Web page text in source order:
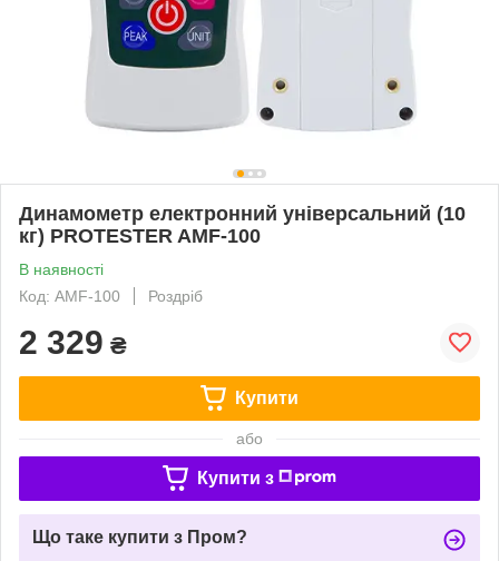
Динамометр електронний універсальний (10
кг) PROTESTER AMF-100
В наявності
Код: AMF-100
Роздріб
2 329 ₴
Купити
або
Купити з
Що таке купити з Пром?